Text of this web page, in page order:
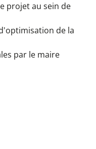
projet au sein de
de la
par le maire